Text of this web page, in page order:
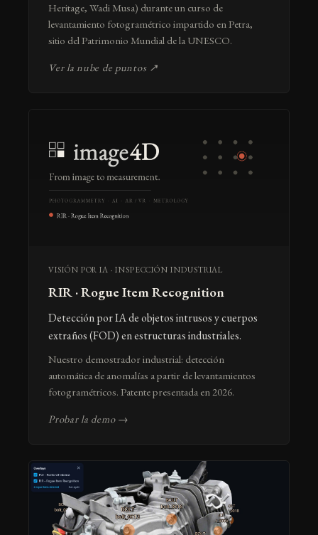
Heritage, Wadi Musa) durante un curso de
levantamiento fotogramétrico impartido en Petra,
sitio del Patrimonio Mundial de la UNESCO.
Ver la nube de puntos ↗
VISIÓN POR IA · INSPECCIÓN INDUSTRIAL
RIR · Rogue Item Recognition
Detección por IA de objetos intrusos y cuerpos
extraños (FOD) en estructuras industriales.
Nuestro demostrador industrial: detección
automática de anomalías a partir de levantamientos
fotogramétricos. Patente presentada en 2026.
Probar la demo →